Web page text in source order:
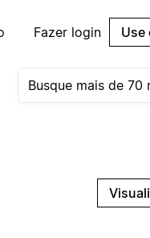
Fazer login Use